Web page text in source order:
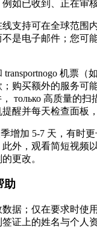
如已收到、正在审
支持可在全球范围
是电子邮件；您可
机票（
购买额外的服务可
только 高质量的
醒并每天检查面板
增加 5-7 天，有时
外，观看简短视频
更改。
助
据；仅在要求时使
证上的姓名与个人